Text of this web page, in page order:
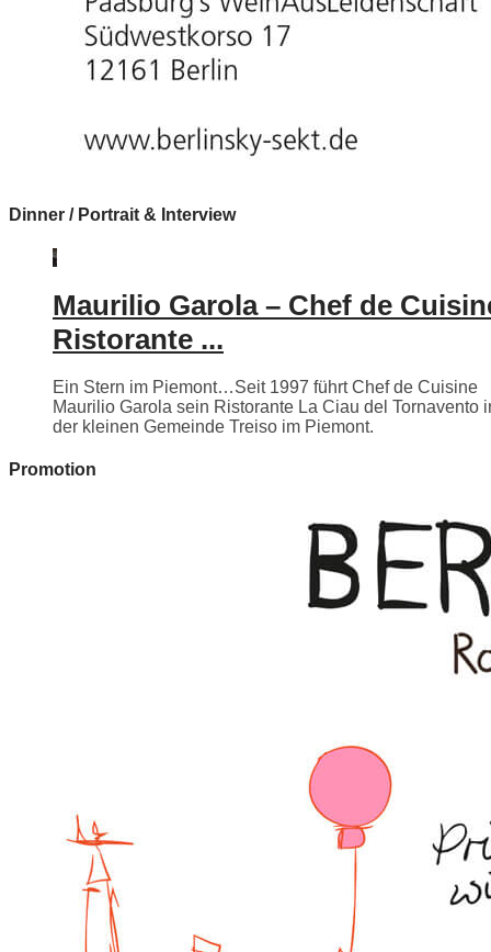
Dinner / Portrait & Interview
Maurilio Garola – Chef de
Ristorante ...
Ein Stern im Piemont…Seit 1997 führt Chef de Cuisine
Maurilio Garola sein Ristorante La Ciau del Tornavento
der kleinen Gemeinde Treiso im Piemont.
Promotion